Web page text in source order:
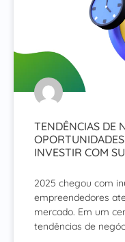
TENDÊNCIAS DE
INVESTIR COM
2025 chegou com
empreendedores
mercado. Em um
tendências de